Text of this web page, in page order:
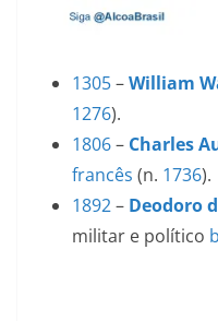
1305–William
1276).
1806– Charles
francês (n. 1736).
1892– Deodoro
militar e político